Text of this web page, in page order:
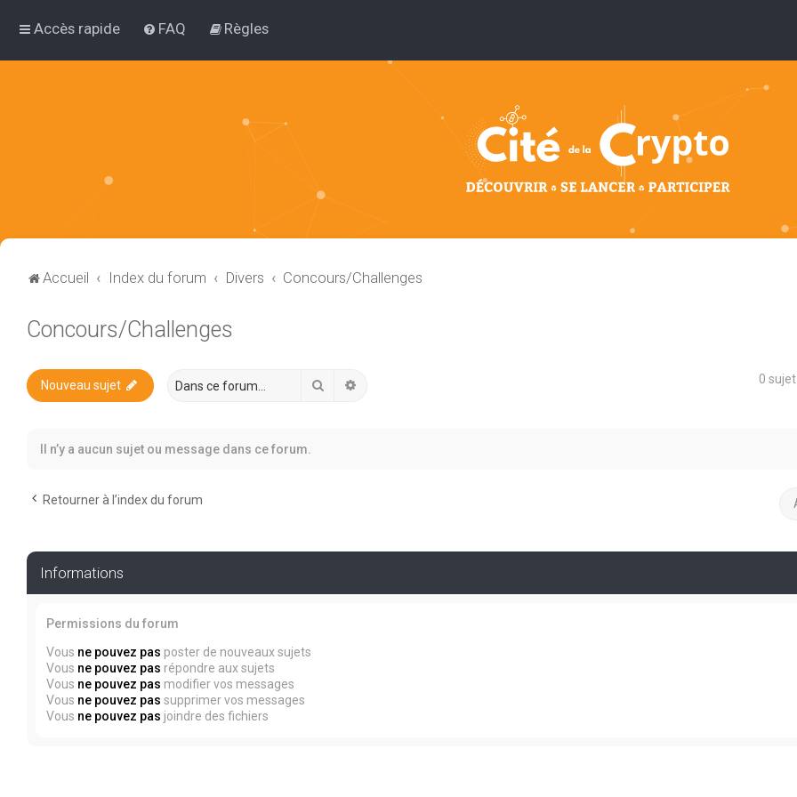
Accès rapide FAQ Règles
Accueil Index du forum Divers Concours/Challenges
Concours/Challenges
Nouveau sujet Rechercher 0 sujet
Il n’y a aucun sujet ou message dans ce forum.
Retourner à l’index du forum
Informations
Permissions du forum
Vous ne pouvez pas poster de nouveaux sujets
Vous ne pouvez pas répondre aux sujets
Vous ne pouvez pas modifier vos messages
Vous ne pouvez pas supprimer vos messages
Vous ne pouvez pas joindre des fichiers